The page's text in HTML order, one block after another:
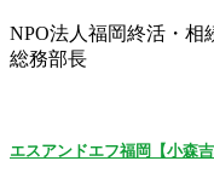
NPO法人福岡終活・相
総務部長
エスアンドエフ福岡【小森吉